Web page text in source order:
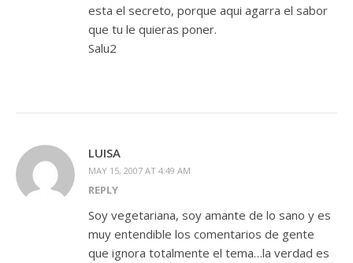
esta el secreto, porque aqui agarra el sabor
que tu le quieras poner.
Salu2
LUISA
MAY 15, 2007 AT 4:49 AM
REPLY
Soy vegetariana, soy amante de lo sano y es
muy entendible los comentarios de gente
que ignora totalmente el tema…la verdad es